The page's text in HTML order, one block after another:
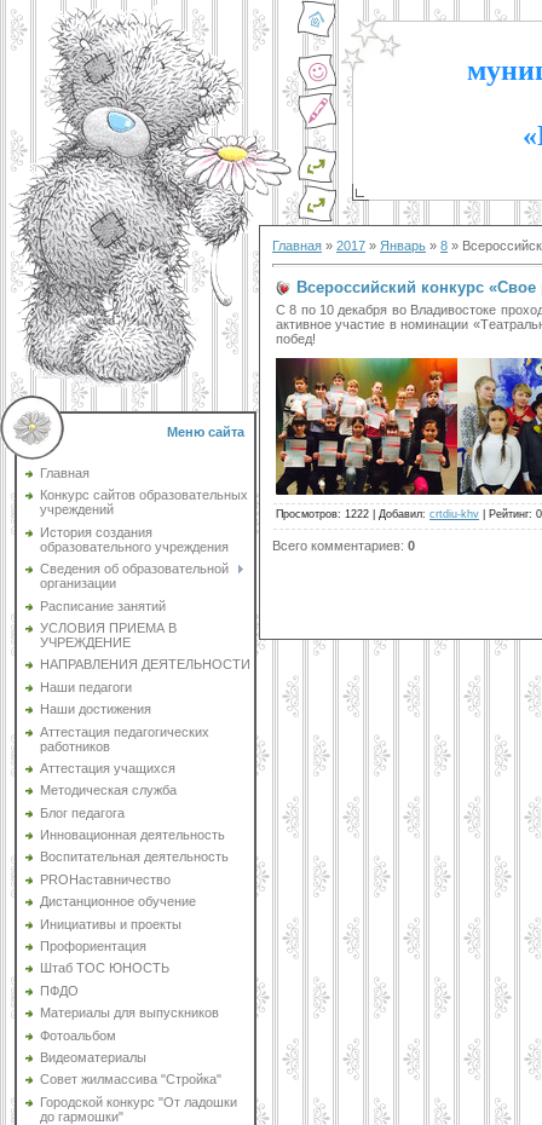
Меню сайта
Главная
Конкурс сайтов образовательных
учреждений
История создания
образовательного учреждения
Сведения об образовательной
организации
Расписание занятий
УСЛОВИЯ ПРИЕМА В
УЧРЕЖДЕНИЕ
НАПРАВЛЕНИЯ ДЕЯТЕЛЬНОСТИ
Наши педагоги
Наши достижения
Аттестация педагогических
работников
Аттестация учащихся
Методическая служба
Блог педагога
Инновационная деятельность
Воспитательная деятельность
PROНаставничество
Дистанционное обучение
Инициативы и проекты
Профориентация
Штаб ТОС ЮНОСТЬ
ПФДО
Материалы для выпускников
Фотоальбом
Видеоматериалы
Совет жилмассива "Стройка"
Городской конкурс "От ладошки
до гармошки"
Главная » 2017 » Январь » 8 »
Всероссийский конкурс
С 8 по 10 декабря во Владивостоке
активное участие в номинации
побед!
Просмотров: 1222 Добавил: crtdiu-khv Рейтинг:
Всего комментариев: 0